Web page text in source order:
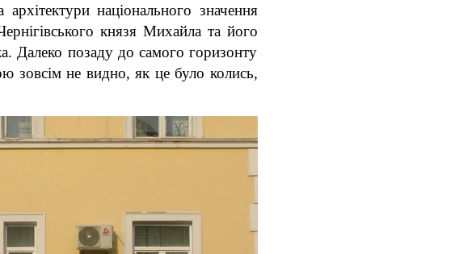
національного значення
князя Михайла та його
Далеко позаду до самого горизонту
зовсім не видно, як це було колись,